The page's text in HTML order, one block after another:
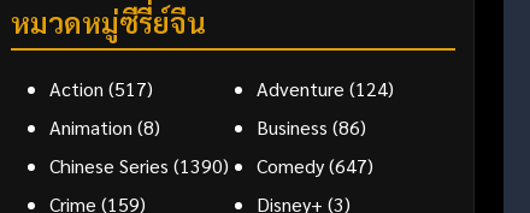
หมวดหมู่ซีรี่ย์จีน
Action (517) Adventure (124)
Animation (8) Business (86)
Chinese Series (1390) Comedy(647)
Crime (159) Disney+ (3)